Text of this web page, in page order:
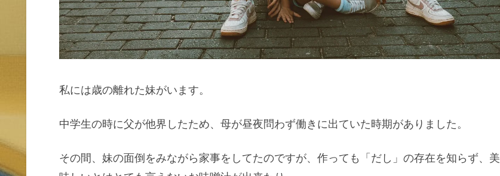
私には歳の離れた妹がいます。
中学生の時に父が他界したため、母が昼夜問わず働きに出ていた時期がありました。
その間、妹の面倒をみながら家事をしてたのですが、作っても「だし」の存在を知らず、美